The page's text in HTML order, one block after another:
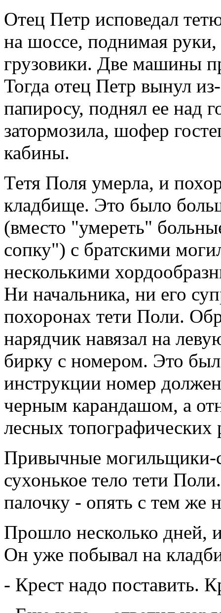
Отец Петр исповедал
на шоссе, поднимая
грузовики. Две машины
Тогда отец Петр вынул
папиросу, поднял ее над
затормозила, шофер
кабины.
Тетя Поля умерла, и
кладбище. Это было
(вместо "умереть"
сопку") с братскими
несколькими
Ни начальника, ни его
похоронах тети Поли.
нарядчик навязал на
бирку с номером. Это
инструкции номер
черным карандашом, а
лесных топографических
Привычные могильщики-
сухонькое тело тети
палочку - опять с тем же
Прошло несколько дней,
Он уже побывал на
- Крест надо поставить.